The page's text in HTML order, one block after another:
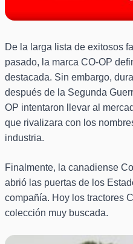
De la larga lista de exitosos
pasado, la marca CO-OP
destacada. Sin embargo,
después de la Segunda
OP intentaron llevar al
que rivalizara con los
industria.
Finalmente, la canadiense
abrió las puertas de los
compañía. Hoy los tractores
colección muy buscada.